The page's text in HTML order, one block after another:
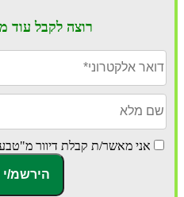
רוצה לקבל עוד
אני מאשר/ת קבלת דיוור